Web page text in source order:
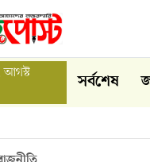
আগস্ট
সর্বশেষ